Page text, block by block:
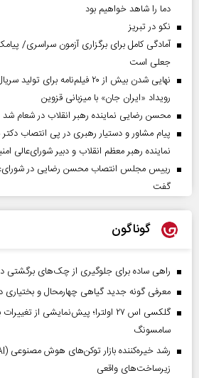
دما را شاهد خواهیم بود
نکو در تبریز
آمادگی کامل برای برگزاری آزمون سراسری/
جعلی است
نهایی شدن بیش از ۲۰ فیلم‌نامه
رویداد «ایران جان» با میزبانی قزوین
محسن رضایی نماینده رهبر انقلاب در شعام شد
پیام مشاور و دستیار رهبری در پی انتصاب
نماینده رهبر معظم انقلاب و دبیر شورای‌عالی
رییس مجلس انتصاب محسن رضایی در
گفت
گوناگون
راهی ساده برای جلوگیری از چک‌های برگشتی
معرفی گونه جدید گیاهی چهارمحال و بختیاری
گلکسی اس ۲۷ اولترا؛ پیش‌نمایشی از
سامسونگ
زیرساخت‌های واقعی